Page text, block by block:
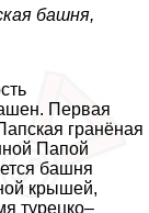
башня,
Первая
гранёная
Папой
башня
крышей,
турецко–